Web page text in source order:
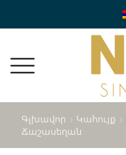
Գլխավոր Կահույք
Ճաշասեղան